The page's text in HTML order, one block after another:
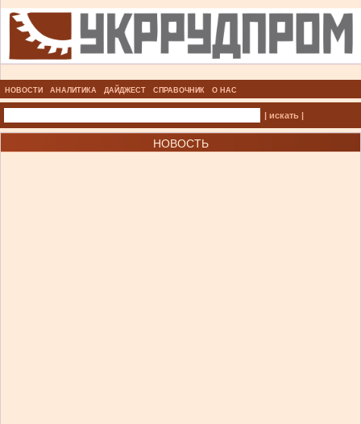
НОВОСТИ АНАЛИТИКА ДАЙДЖЕСТ СПРАВОЧНИК О НАС
| искать |
НОВОСТЬ